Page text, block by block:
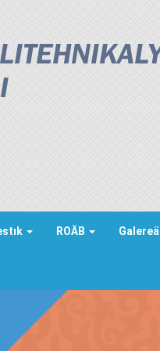
ROÄB Galereä